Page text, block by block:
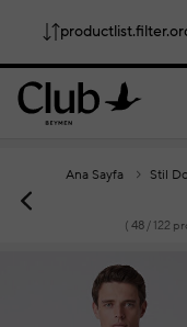
smartbanner.popup.text
Ana Sayfa Stil
( 48/ 122